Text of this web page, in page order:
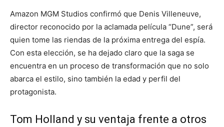
Amazon MGM Studios confirmó que Denis Villeneuve,
director reconocido por la aclamada película “Dune”, será
quien tome las riendas de la próxima entrega del espía.
Con esta elección, se ha dejado claro que la saga se
encuentra en un proceso de transformación que no solo
abarca el estilo, sino también la edad y perfil del
protagonista.
Tom Holland y su ventaja frente a otros